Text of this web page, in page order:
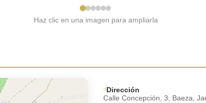
Haz clic en una imagen para ampliarla
Dirección
Calle Concepción, 3, Baeza,